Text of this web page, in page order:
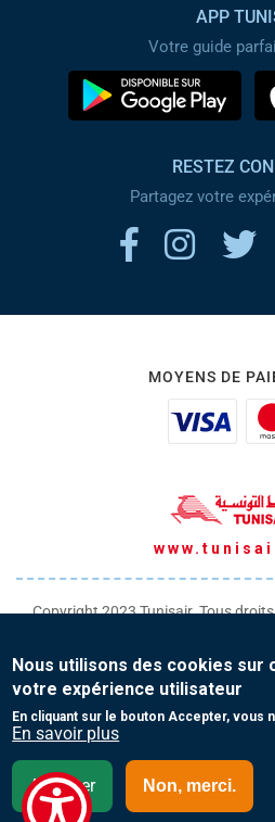
APP
Votre guide
RESTEZ
Partagez votre
MOYENS DE
Copyright 2023 Tunisair. Tous
Conditions générales de Vente
Protection de vos données
Malte - German(DE)
Nous utilisons des cookies sur
votre expérience utilisateur
En cliquant sur le bouton Accepter, vous
En savoir plus
Accepter Non, merci.